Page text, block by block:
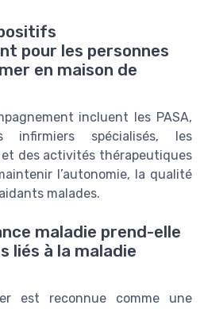
pour les personnes
en maison de
incluent les PASA,
spécialisés, les
des activités thérapeutiques
l’autonomie, la qualité
malades.
maladie prend-elle
liés à la maladie
est reconnue comme une